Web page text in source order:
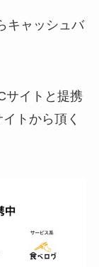
キャッシュバ
サイトと提携
トから頂く